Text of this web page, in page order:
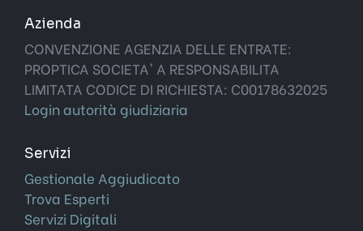
Azienda
CONVENZIONE AGENZIA DELLE ENTRATE:
PROPTICA SOCIETA' A RESPONSABILITA
LIMITATA CODICE DI RICHIESTA: C00178632025
Login autorità giudiziaria
Servizi
Gestionale Aggiudicato
Trova Esperti
Servizi Digitali